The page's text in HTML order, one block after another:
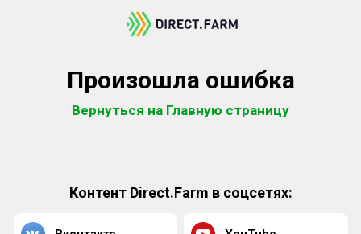
Произошла ошибка
Вернуться на Главную страницу
Контент Direct.Farm в соцсетях: